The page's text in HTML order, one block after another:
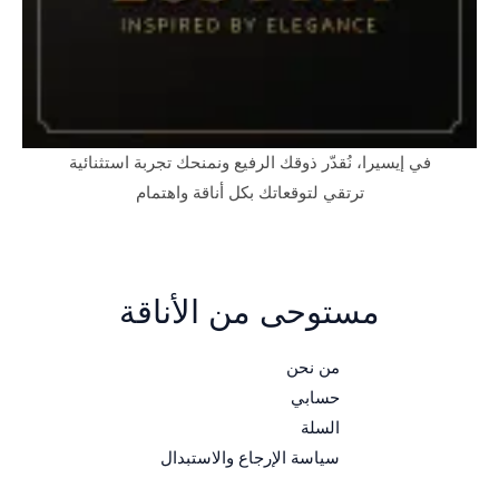
في إيسيرا، نُقدّر ذوقك الرفيع ونمنحك تجربة استثنائية
ترتقي لتوقعاتك بكل أناقة واهتمام
مستوحى من الأناقة
من نحن
حسابي
السلة
سياسة الإرجاع والاستبدال